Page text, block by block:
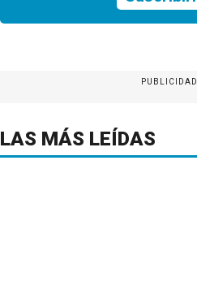
PUBLICIDAD
LAS MÁS LEÍDAS